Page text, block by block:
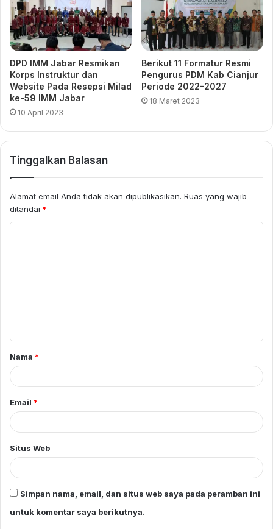
DPD IMM Jabar Resmikan
Korps Instruktur dan
Website Pada Resepsi Milad
ke-59 IMM Jabar
10 April 2023
Berikut 11 Formatur Resmi
Pengurus PDM Kab Cianjur
Periode 2022-2027
18 Maret 2023
Tinggalkan Balasan
Alamat email Anda tidak akan dipublikasikan. Ruas yang wajib
ditandai *
a
r
Nama *
Email *
Situs Web
Simpan nama, email, dan situs web saya pada peramban ini
untuk komentar saya berikutnya.